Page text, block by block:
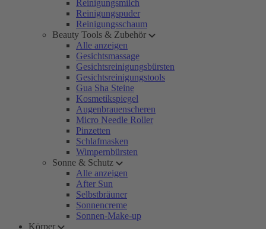
Reinigungsmilch
Reinigungspuder
Reinigungsschaum
Beauty Tools & Zubehör
Alle anzeigen
Gesichtsmassage
Gesichtsreinigungsbürsten
Gesichtsreinigungstools
Gua Sha Steine
Kosmetikspiegel
Augenbrauenscheren
Micro Needle Roller
Pinzetten
Schlafmasken
Wimpernbürsten
Sonne & Schutz
Alle anzeigen
After Sun
Selbstbräuner
Sonnencreme
Sonnen-Make-up
Körper